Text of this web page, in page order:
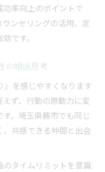
率向上のポイントで
ンセリングの活用、定
です。
の婚活思考
」を感じやすくなります
ず、行動の原動力に変
。埼玉県蕨市でも同じ
共感できる仲間と出会
タイムリミットを意識